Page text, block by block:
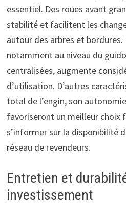
essentiel. Des roues avant
stabilité et facilitent les
autour des arbres et bordures.
notamment au niveau du
centralisées, augmente
d’utilisation. D’autres
total de l’engin, son
favoriseront un meilleur choix
s’informer sur la disponibilité
réseau de revendeurs.
Entretien et
investissement